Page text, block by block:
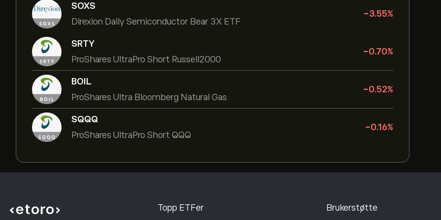
SOXS
Direxion Daily Semiconductor Bear 3X ETF
-3.55%
SRTY
ProShares UltraPro Short Russell2000
-0.70%
BOIL
ProShares Ultra Bloomberg Natural Gas
-0.52%
SQQQ
ProShares UltraPro Short QQQ
-0.16%
Topp ETFer Brukerstøtte